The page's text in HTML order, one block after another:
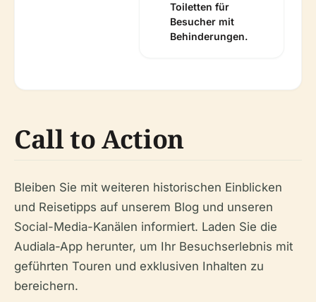
Toiletten für
Besucher mit
Behinderungen.
Call to Action
Bleiben Sie mit weiteren historischen Einblicken
und Reisetipps auf unserem Blog und unseren
Social-Media-Kanälen informiert. Laden Sie die
Audiala-App herunter, um Ihr Besuchserlebnis mit
geführten Touren und exklusiven Inhalten zu
bereichern.